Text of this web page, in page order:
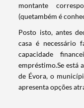
Categorias
montante
(quetambém é
Posto isto, antes
casa é necessário
capacidade
empréstimo.Se está
de Évora, o
apresenta opções